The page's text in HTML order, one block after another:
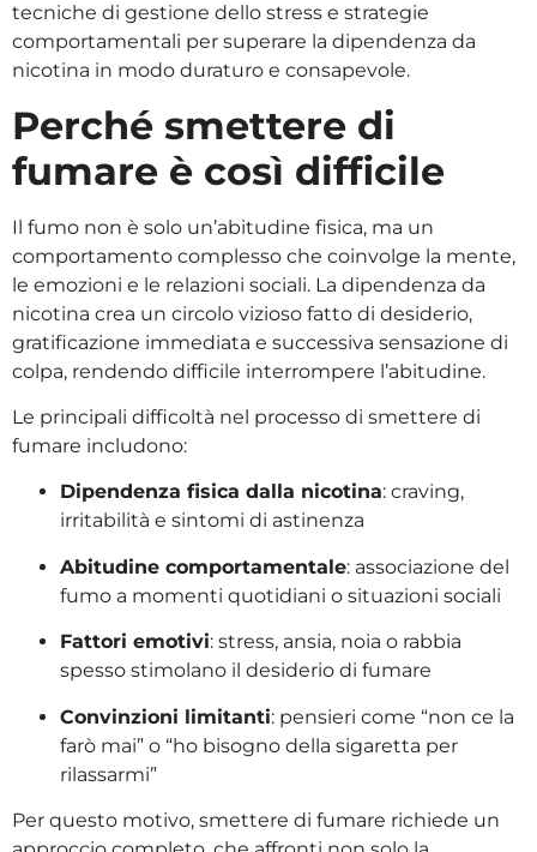
tecniche di gestione dello stress e strategie
comportamentali per superare la dipendenza da
nicotina in modo duraturo e consapevole.
Perché smettere di
fumare è così difficile
Il fumo non è solo un’abitudine fisica, ma un
comportamento complesso che coinvolge la mente,
le emozioni e le relazioni sociali. La dipendenza da
nicotina crea un circolo vizioso fatto di desiderio,
gratificazione immediata e successiva sensazione di
colpa, rendendo difficile interrompere l’abitudine.
Le principali difficoltà nel processo di smettere di
fumare includono:
Dipendenza fisica dalla nicotina: craving,
irritabilità e sintomi di astinenza
Abitudine comportamentale: associazione del
fumo a momenti quotidiani o situazioni sociali
Fattori emotivi: stress, ansia, noia o rabbia
spesso stimolano il desiderio di fumare
Convinzioni limitanti: pensieri come “non ce la
farò mai” o “ho bisogno della sigaretta per
rilassarmi”
Per questo motivo, smettere di fumare richiede un